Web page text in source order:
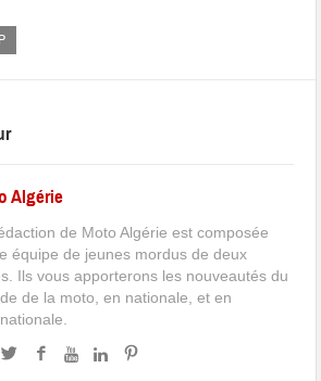
Algérie
de Moto Algérie est composée
équipe de jeunes mordus de deux
Ils vous apporterons les nouveautés du
de la moto, en nationale, et en